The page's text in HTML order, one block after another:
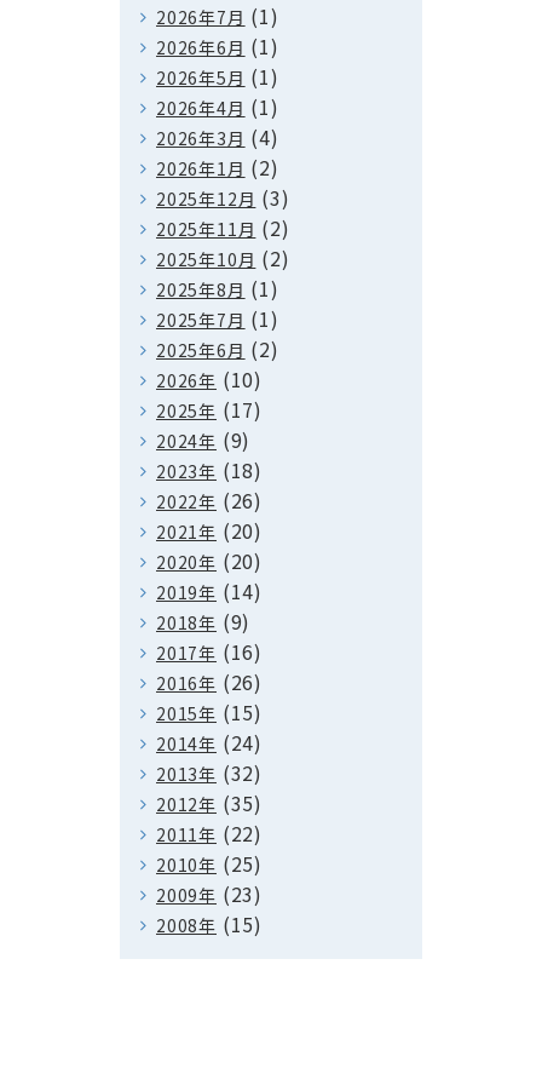
2026年7月 (1)
2026年6月 (1)
2026年5月 (1)
2026年4月 (1)
2026年3月 (4)
2026年1月 (2)
2025年12月 (3)
2025年11月 (2)
2025年10月 (2)
2025年8月 (1)
2025年7月 (1)
2025年6月 (2)
2026年 (10)
2025年 (17)
2024年 (9)
2023年 (18)
2022年 (26)
2021年 (20)
2020年 (20)
2019年 (14)
2018年 (9)
2017年 (16)
2016年 (26)
2015年 (15)
2014年 (24)
2013年 (32)
2012年 (35)
2011年 (22)
2010年 (25)
2009年 (23)
2008年 (15)